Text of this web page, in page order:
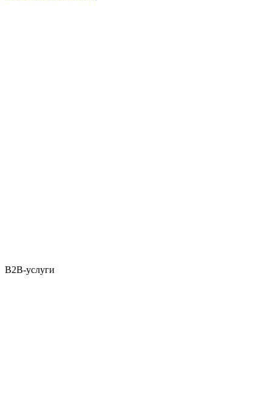
B2B-услуги